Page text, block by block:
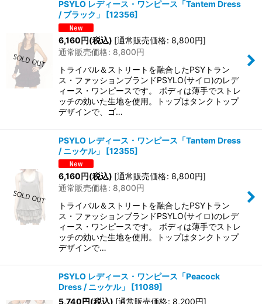
PSYLO レディース・ワンピース「Tantem Dress
/ ブラック」
[12356]
6,160円(税込) [通常販売価格: 8,800円]
通常販売価格: 8,800円
トライバル＆ストリートを融合したPSYトラン
ス・ファッションブランドPSYLO(サイロ)のレデ
ィース・ワンピースです。 ボディは薄手でストレ
ッチの効いた生地を使用。トップはタンクトップ
デザインで、ゴ…
PSYLO レディース・ワンピース「Tantem Dress
/ ニッケル」
[12355]
6,160円(税込) [通常販売価格: 8,800円]
通常販売価格: 8,800円
トライバル＆ストリートを融合したPSYトラン
ス・ファッションブランドPSYLO(サイロ)のレデ
ィース・ワンピースです。 ボディは薄手でストレ
ッチの効いた生地を使用。トップはタンクトップ
デザインで…
PSYLO レディース・ワンピース「Peacock
Dress / ニッケル」
[11089]
5,740円(税込) [通常販売価格: 8,200円]